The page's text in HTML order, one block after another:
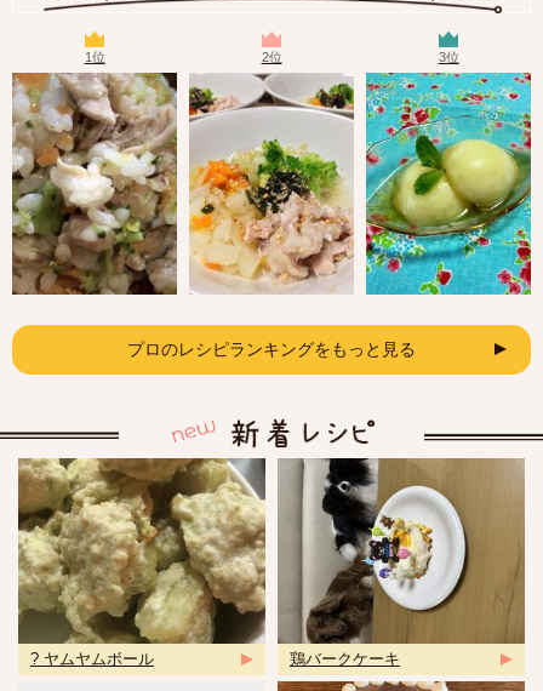
1位 2位 3位
プロのレシピランキングをもっと見る
? ヤムヤムボール 鶏バークケーキ